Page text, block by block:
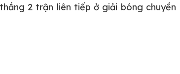
2 trận liên tiếp ở giải bóng chuyền